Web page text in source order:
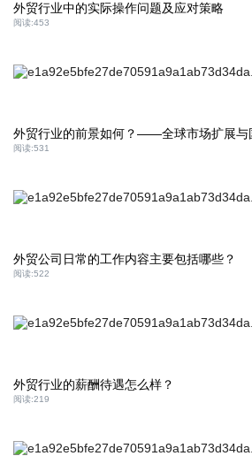
外贸行业中的实际操作问题及应对策略
阅读:453
外贸行业的前景如何？——全球市场扩展与
阅读:531
外贸公司日常的工作内容主要包括哪些？
阅读:522
外贸行业的薪酬待遇怎么样？
阅读:219